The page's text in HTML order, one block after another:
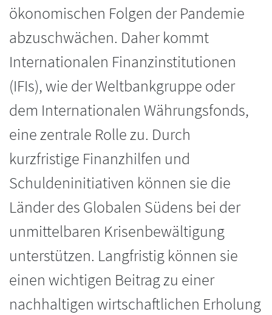
ökonomischen Folgen der Pandemie
abzuschwächen. Daher kommt
Internationalen Finanzinstitutionen
(IFIs), wie der Weltbankgruppe oder
dem Internationalen Währungsfonds,
eine zentrale Rolle zu. Durch
kurzfristige Finanzhilfen und
Schuldeninitiativen können sie die
Länder des Globalen Südens bei der
unmittelbaren Krisenbewältigung
unterstützen. Langfristig können sie
einen wichtigen Beitrag zu einer
nachhaltigen wirtschaftlichen Erholung